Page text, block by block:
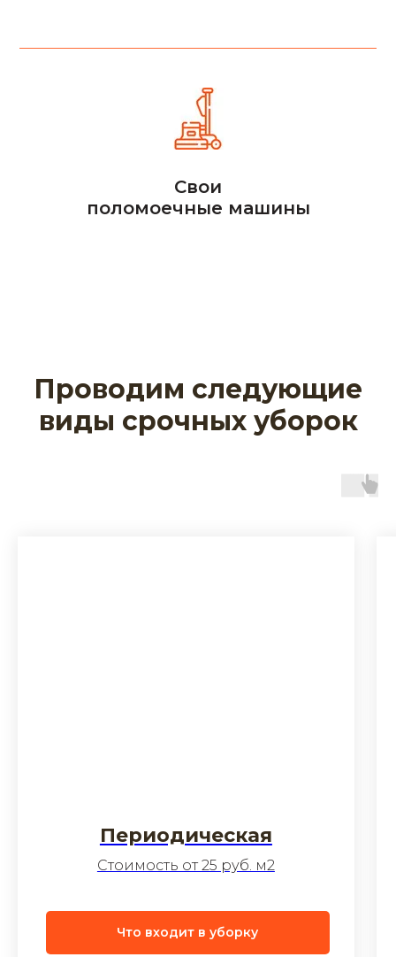
Свои
поломоечные машины
Проводим следующие
виды срочных уборок
Периодическая
Стоимость от 25 руб. м2
Что входит в уборку